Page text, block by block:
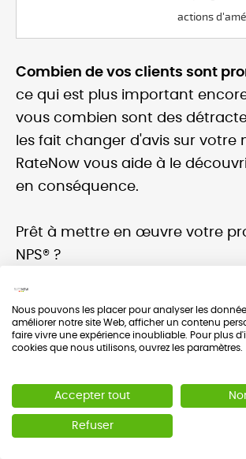
actions
Combien de vos clients sont
ce qui est plus important
vous combien sont des
les fait changer d'avis sur votre
RateNow vous aide à le
en conséquence.
Prêt à mettre en œuvre votre
NPS® ?
Client:sales@ratenow.cx
Bibliographie
Nous pouvons les placer pour analyser les
améliorer notre site Web, afficher un contenu
faire vivre une expérience inoubliable. Pour plus
cookies que nous utilisons, ouvrez les paramètres.
Accepter tout
Refuser